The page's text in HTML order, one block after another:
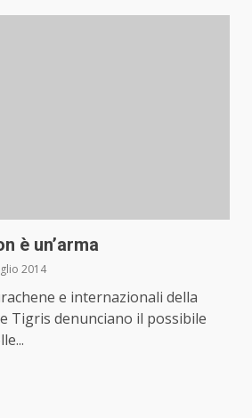
è un’arma
2014
e internazionali della
Tigris denunciano il possibile